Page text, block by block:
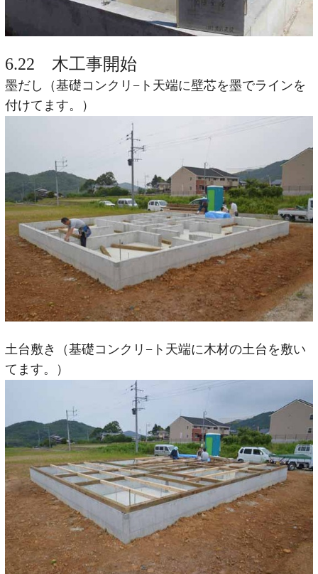
6.22 木工事開始
墨だし（基礎コンクリ−ト天端に壁芯を墨でラインを
付けてます。）
土台敷き（基礎コンクリ−ト天端に木材の土台を敷い
てます。）